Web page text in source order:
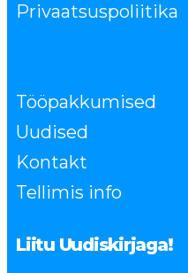
Privaatsuspoliitika
Tööpakkumised
Uudised
Kontakt
Tellimis info
Liitu Uudiskirjaga!